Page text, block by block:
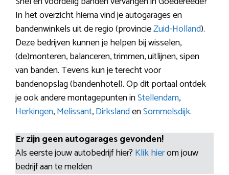
In het overzicht hierna vind je autogarages en
bandenwinkels uit de regio (provincieZuid-Holland).
Deze bedrijven kunnen je helpen bij wisselen,
(de)monteren, balanceren, trimmen, uitlijnen, sipen
van banden. Tevens kun je terecht voor
bandenopslag (bandenhotel). Op dit portaal ontdek
je ook andere montagepunten inStellendam,
Herkingen,Melissant,DirkslandenSommelsdijk.
Er zijn geen autogarages gevonden!
Als eerste jouw autobedrijf hier? Klik hierom jouw
bedrijf aan te melden